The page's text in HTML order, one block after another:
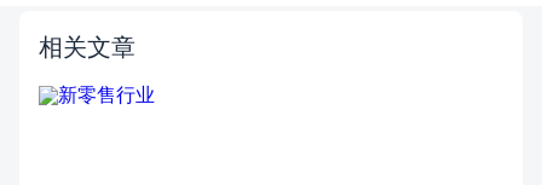
相关文章